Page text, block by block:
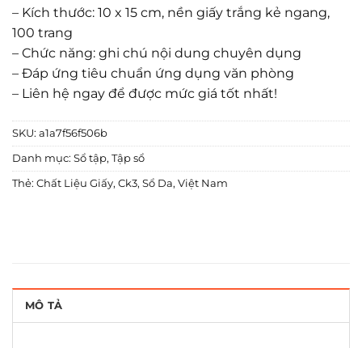
– Kích thước: 10 x 15 cm, nền giấy trắng kẻ ngang,
100 trang
– Chức năng: ghi chú nội dung chuyên dụng
– Đáp ứng tiêu chuẩn ứng dụng văn phòng
– Liên hệ ngay để được mức giá tốt nhất!
SKU: a1a7f56f506b
Danh mục: Sổ tập, Tập sổ
Thẻ: Chất Liệu Giấy, Ck3, Sổ Da, Việt Nam
MÔ TẢ